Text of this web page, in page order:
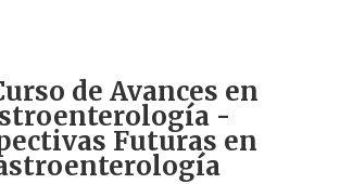
de Avances en
-
Futuras en